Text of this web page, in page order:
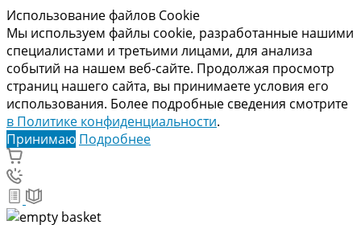
Использование файлов Cookie
Мы используем файлы cookie, разработанные нашими
специалистами и третьими лицами, для анализа
событий на нашем веб-сайте. Продолжая просмотр
страниц нашего сайта, вы принимаете условия его
использования. Более подробные сведения смотрите
в Политике конфиденциальности.
Принимаю Подробнее